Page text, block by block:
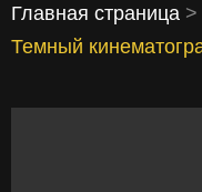
Главная страница >
Темный